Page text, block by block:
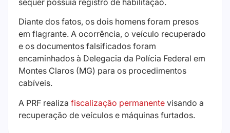
Diante dos fatos, os dois homens foram presos
em flagrante. A ocorrência, o veículo recuperado
e os documentos falsificados foram
encaminhados à Delegacia da Polícia Federal em
Montes Claros (MG) para os procedimentos
cabíveis.
A PRF realiza fiscalização permanente visando a
recuperação de veículos e máquinas furtados.